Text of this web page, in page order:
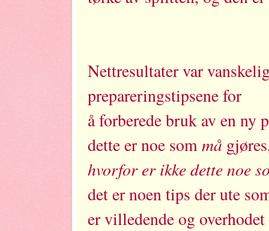
Nettresultater var
prepareringstipsene for
å forberede bruk av en ny
dette er noe sommå
hvorfor er ikke dette noe
det er noen tips der ute
er villedende og